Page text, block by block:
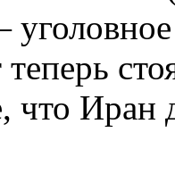
что Иран